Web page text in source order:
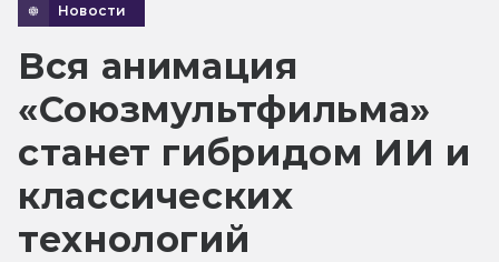
Новости
Вся анимация
«Союзмультфильма»
станет гибридом ИИ и
классических
технологий